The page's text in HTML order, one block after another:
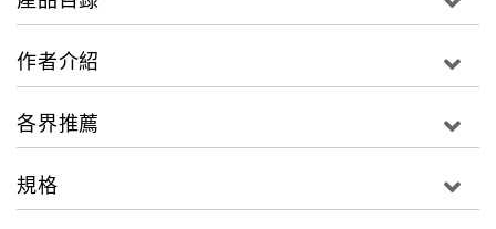
藉著順服的生活使神的聖名被人尊崇。
完全臨到。在這中間時期，我們在祈願時也在生活上接
作者介紹
各界推薦
規格